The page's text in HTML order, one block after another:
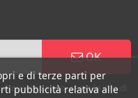
OK
questo scopo, cerca le info di
e di terze parti per
pubblicità relativa alle